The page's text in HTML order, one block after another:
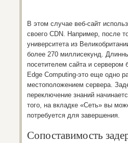
В этом случае веб-сайт
своего CDN. Например, после
университета из
более 270 миллисекунд.
посетителем сайта и сервером
Edge Computing-это еще одно
местоположением сервера.
переключение знаний
того, на вкладке «Сеть» вы
потребуется для завершения.
Сопоставимость